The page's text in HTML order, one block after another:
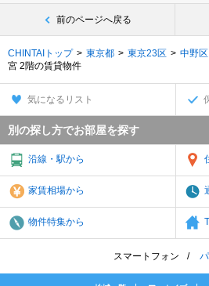
前のページへ戻る
CHINTAIトップ 東京都 東京23区 中野区
宮 2階の賃貸物件
気になるリスト
別の探し方でお部屋を探す
沿線・駅から
家賃相場から
物件特集から
スマートフォン